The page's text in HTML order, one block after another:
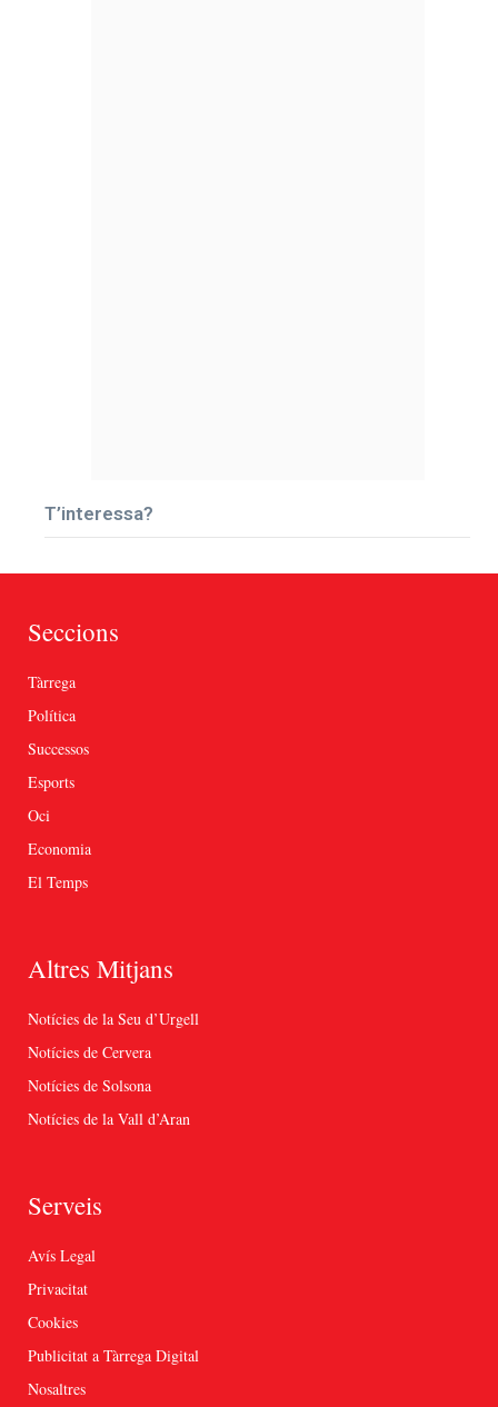
T’interessa?
Seccions
Tàrrega
Política
Successos
Esports
Oci
Economia
El Temps
Altres Mitjans
Notícies de la Seu d’Urgell
Notícies de Cervera
Notícies de Solsona
Notícies de la Vall d’Aran
Serveis
Avís Legal
Privacitat
Cookies
Publicitat a Tàrrega Digital
Nosaltres